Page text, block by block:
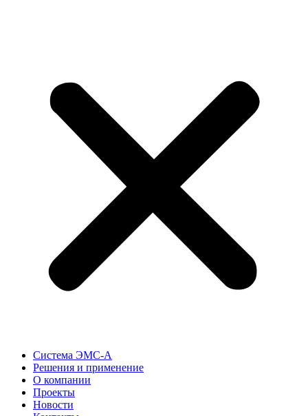
Система ЭМС-А
Решения и применение
О компании
Проекты
Новости